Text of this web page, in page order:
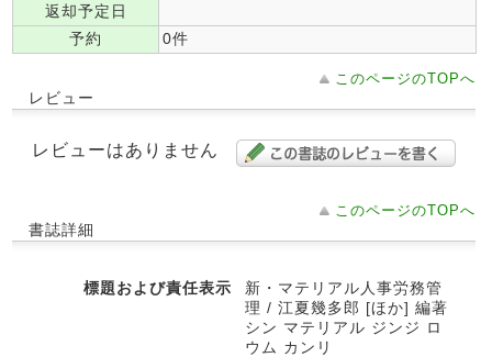
返却予定日
予約
0件
このページのTOPへ
レビュー
レビューはありません
このページのTOPへ
書誌詳細
標題および責任表示
新・マテリアル人事労務管
理 / 江夏幾多郎 [ほか] 編著
シン マテリアル ジンジ ロ
ウム カンリ